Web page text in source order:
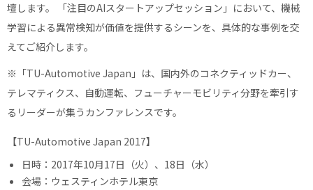
壇します。 「注目のAIスタートアップセッション」において、機械
学習による異常検知が価値を提供するシーンを、具体的な事例を交
えてご紹介します。
※「TU-Automotive Japan」は、国内外のコネクティッドカー、
テレマティクス、自動運転、フューチャーモビリティ分野を牽引す
るリーダーが集うカンファレンスです。
【TU-Automotive Japan 2017】
日時：2017年10月17日（火）、18日（水）
会場：ウェスティンホテル東京